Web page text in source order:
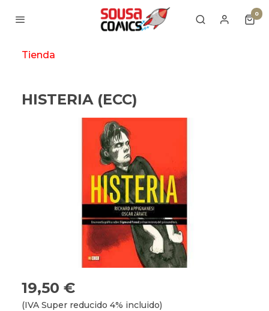
0
Tienda
HISTERIA (ECC)
19,50 €
(IVA Super reducido 4% incluido)